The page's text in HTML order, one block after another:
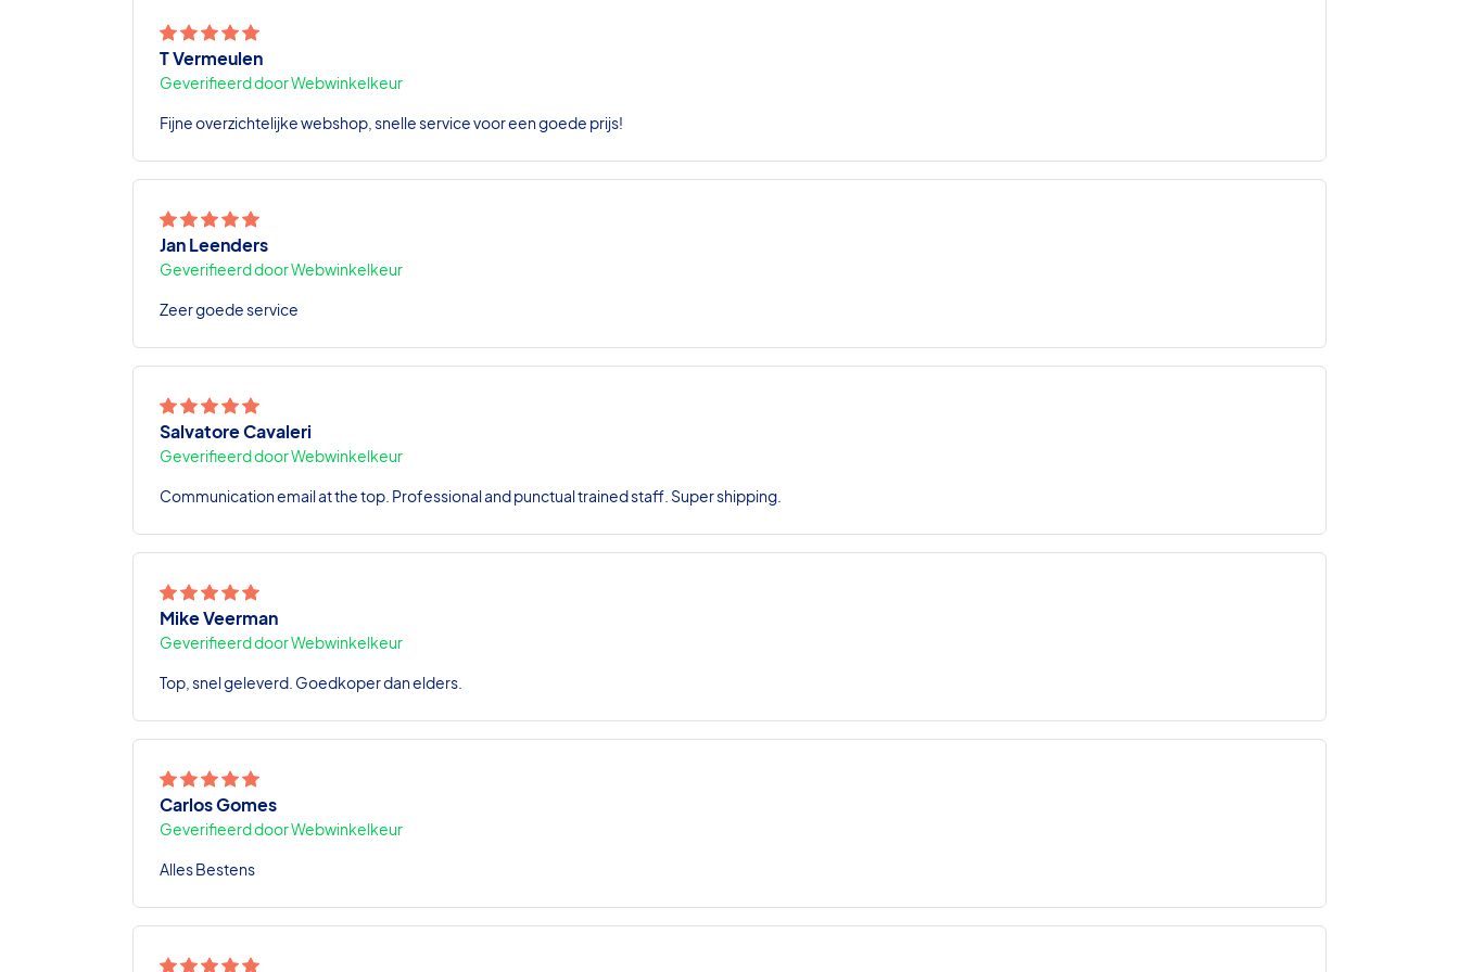
T Vermeulen
Geverifieerd door Webwinkelkeur
Fijne overzichtelijke webshop, snelle service voor een goede prijs!
Jan Leenders
Geverifieerd door Webwinkelkeur
Zeer goede service
Salvatore Cavaleri
Geverifieerd door Webwinkelkeur
Communication email at the top. Professional and punctual trained staff. Super shipping.
Mike Veerman
Geverifieerd door Webwinkelkeur
Top, snel geleverd. Goedkoper dan elders.
Carlos Gomes
Geverifieerd door Webwinkelkeur
Alles Bestens